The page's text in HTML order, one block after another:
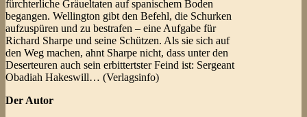
fürchterliche Gräueltaten auf spanischem Boden
begangen. Wellington gibt den Befehl, die Schurken
aufzuspüren und zu bestrafen – eine Aufgabe für
Richard Sharpe und seine Schützen. Als sie sich auf
den Weg machen, ahnt Sharpe nicht, dass unter den
Deserteuren auch sein erbittertster Feind ist: Sergeant
Obadiah Hakeswill… (Verlagsinfo)
Der Autor